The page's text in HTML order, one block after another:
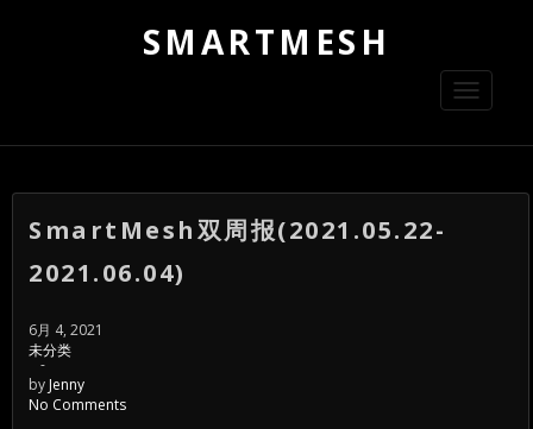
SMARTMESH
Toggle
SmartMesh双周报(2021.05.22-
2021.06.04)
6月 4, 2021
未分类
-
by Jenny
No Comments